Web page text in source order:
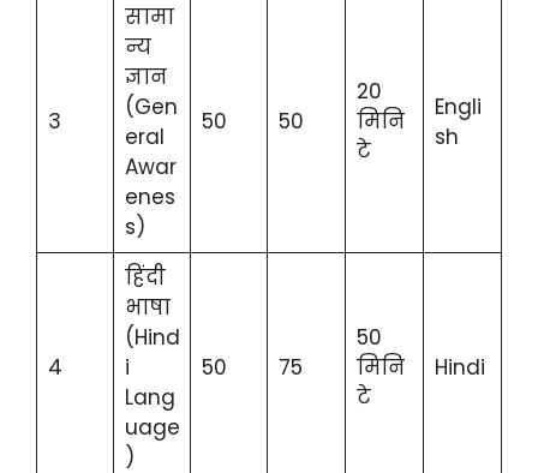
3
सामा
न्य
ज्ञान
(Gen
eral
Awar
enes
s)
50 50
20
मिनि
टे
Engli
sh
4
हिंदी
भाषा
(Hind
i
Lang
uage
)
50 75
50
मिनि
टे
Hindi